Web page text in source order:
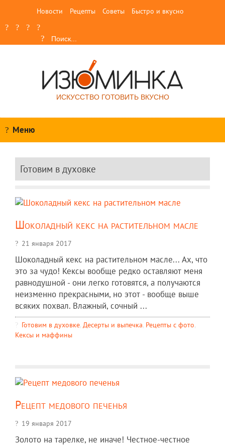
Новости Рецепты Советы Быстро и вкусно
ИСКУССТВО ГОТОВИТЬ ВКУСНО
Меню
Готовим в духовке
Шоколадный кекс на растительном масле
21 января 2017
Шоколадный кекс на растительном масле... Ах, что
это за чудо! Кексы вообще редко оставляют меня
равнодушной - они легко готовятся, а получаются
неизменно прекрасными, но этот - вообще выше
всяких похвал. Влажный, сочный ...
Готовим в духовке, Десерты и выпечка, Рецепты c фото,
Кексы и маффины
Рецепт медового печенья
19 января 2017
Золото на тарелке, не иначе! Честное-честное